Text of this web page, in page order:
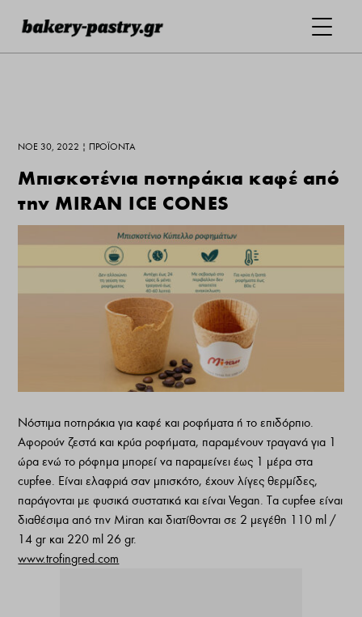
ΝΟΈ 30, 2022 |ΠΡΟΪΌΝΤΑ
Μπισκοτένια ποτηράκια καφέ από
την MIRAN ICE CONES
Νόστιμα ποτηράκια για καφέ και ροφήματα ή το επιδόρπιο.
Αφορούν ζεστά και κρύα ροφήματα, παραμένουν τραγανά για 1
ώρα ενώ το ρόφημα μπορεί να παραμείνει έως 1 μέρα στα
cupfee. Είναι ελαφριά σαν μπισκότο, έχουν λίγες θερμίδες,
παράγονται με φυσικά συστατικά και είναι Vegan. Τα cupfee είναι
διαθέσιμα από την Miran και διατίθονται σε 2 μεγέθη 110 ml /
14 gr και 220 ml 26 gr.
www.trofingred.com